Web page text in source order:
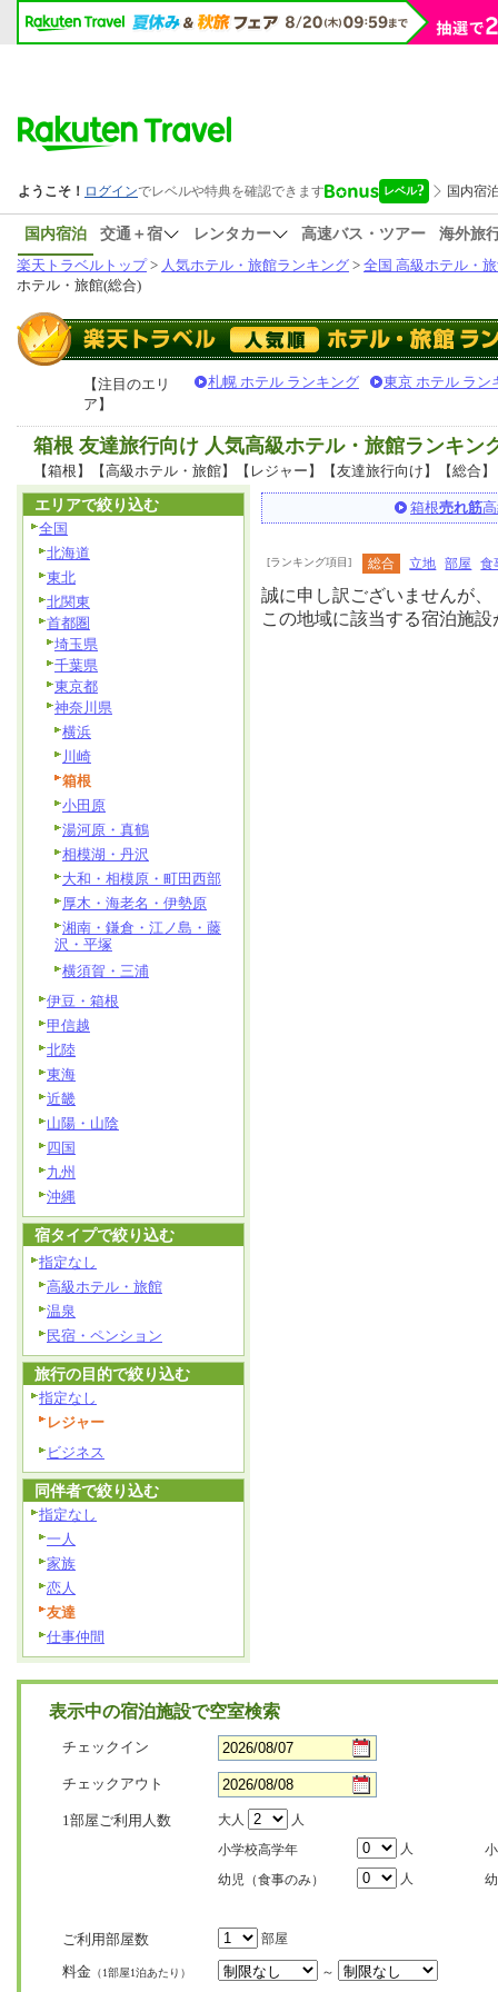
国内宿泊 交通＋宿 レンタカー 高速バス・ツアー
海外旅
楽天トラベルトップ> 人気ホテル・旅館ランキング > 全国 高級ホテル・
ホテル・旅館(総合)
【注目のエリ
ア】
札幌 ホテル ランキング 東京 ホテル ラン
箱根 友達旅行向け 人気高級ホテル・旅館ランキン
【箱根】【高級ホテル・旅館】【レジャー】【友達旅行向け】【総合】
箱根売れ筋
[ランキング項目] 総合 立地 部屋 食
誠に申し訳ございませんが、
この地域に該当する宿泊施
エリアで絞り込む
全国
北海道
東北
北関東
首都圏
埼玉県
千葉県
東京都
神奈川県
横浜
川崎
箱根
小田原
湯河原・真鶴
相模湖・丹沢
大和・相模原・町田西部
厚木・海老名・伊勢原
湘南・鎌倉・江ノ島・藤
沢・平塚
横須賀・三浦
伊豆・箱根
甲信越
北陸
東海
近畿
山陽・山陰
四国
九州
沖縄
宿タイプで絞り込む
指定なし
高級ホテル・旅館
温泉
民宿・ペンション
旅行の目的で絞り込む
指定なし
レジャー
ビジネス
同伴者で絞り込む
指定なし
一人
家族
恋人
友達
仕事仲間
表示中の宿泊施設で空室検索
チェックイン
チェックアウト
1部屋ご利用人数 大人
人
小学校高学年
人
幼児（食事のみ）
人
ご利用部屋数 部屋
料金 （1部屋1泊あたり） ～